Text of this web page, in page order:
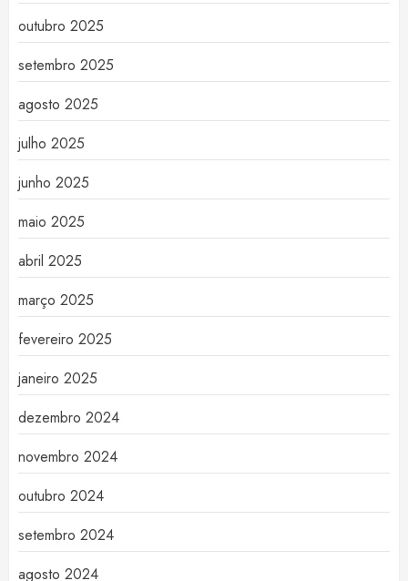
outubro 2025
setembro 2025
agosto 2025
julho 2025
junho 2025
maio 2025
abril 2025
março 2025
fevereiro 2025
janeiro 2025
dezembro 2024
novembro 2024
outubro 2024
setembro 2024
agosto 2024